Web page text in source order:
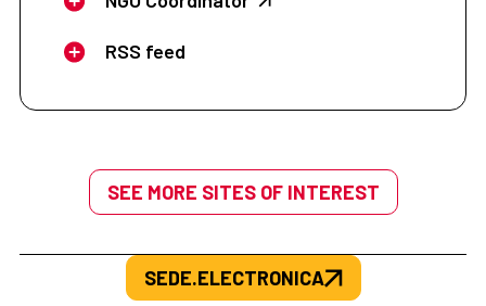
RSS feed
SEE MORE SITES OF INTEREST
SEDE.ELECTRONICA